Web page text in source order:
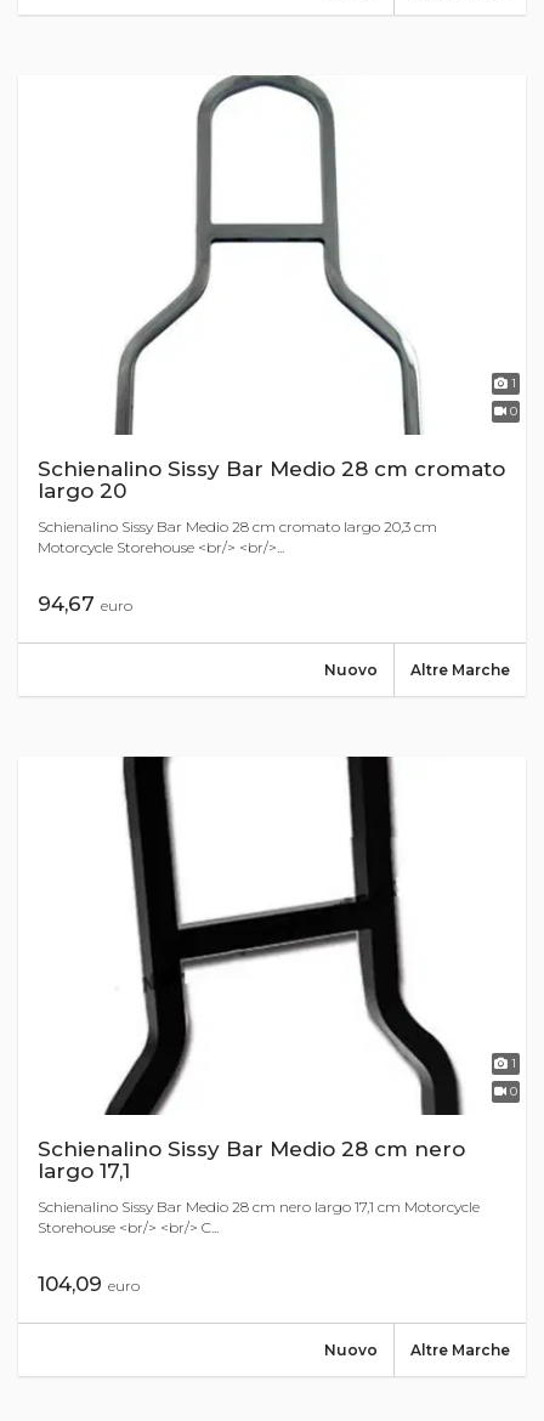
1
0
Schienalino Sissy Bar Medio 28 cm cromato
largo 20
Schienalino Sissy Bar Medio 28 cm cromato largo 20,3 cm
Motorcycle Storehouse <br/> <br/>...
94,67 euro
Altre Marche
Nuovo
1
0
Schienalino Sissy Bar Medio 28 cm nero
largo 17,1
Schienalino Sissy Bar Medio 28 cm nero largo 17,1 cm Motorcycle
Storehouse <br/> <br/> C...
104,09 euro
Altre Marche
Nuovo